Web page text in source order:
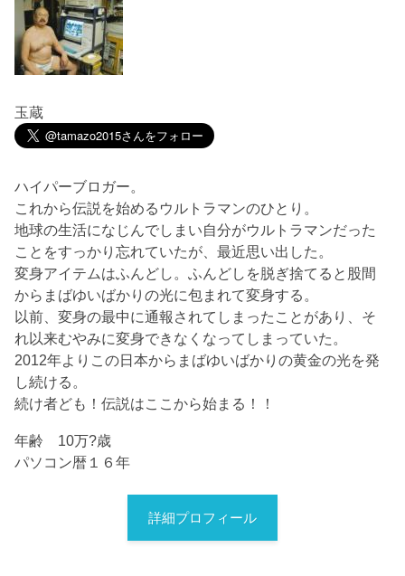
玉蔵
ハイパーブロガー。
これから伝説を始めるウルトラマンのひとり。
地球の生活になじんでしまい自分がウルトラマンだった
ことをすっかり忘れていたが、最近思い出した。
変身アイテムはふんどし。ふんどしを脱ぎ捨てると股間
からまばゆいばかりの光に包まれて変身する。
以前、変身の最中に通報されてしまったことがあり、そ
れ以来むやみに変身できなくなってしまっていた。
2012年よりこの日本からまばゆいばかりの黄金の光を発
し続ける。
続け者ども！伝説はここから始まる！！
年齢 10万?歳
パソコン暦１６年
詳細プロフィール